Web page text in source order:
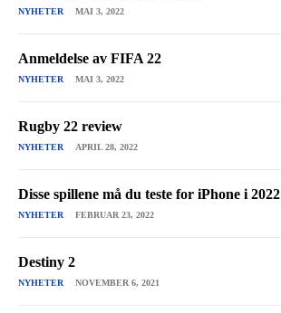
NYHETER MAI 3, 2022
Anmeldelse av FIFA 22
NYHETER MAI 3, 2022
Rugby 22 review
NYHETER APRIL 28, 2022
Disse spillene må du teste for iPhone i 2022
NYHETER FEBRUAR 23, 2022
Destiny 2
NYHETER NOVEMBER 6, 2021